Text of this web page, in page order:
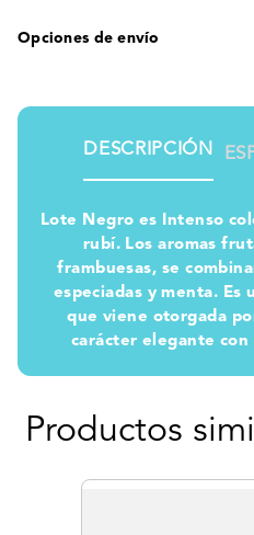
Opciones de envío
DESCRIPCIÓN
Lote Negro es Intenso
rubí. Los aromas
frambuesas, se
especiadas y menta. Es
que viene otorgada
carácter elegante
Productos